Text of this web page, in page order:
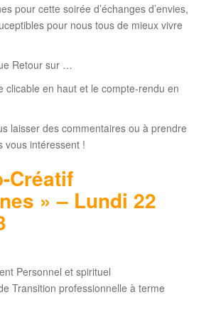
pour cette soirée d’échanges d’envies,
pour nous tous de mieux vivre
Retour sur …
clicable en haut et le compte-rendu en
laisser des commentaires ou à prendre
vous intéressent !
Créatif
» – Lundi 22
Personnel et spirituel
Transition professionnelle à terme